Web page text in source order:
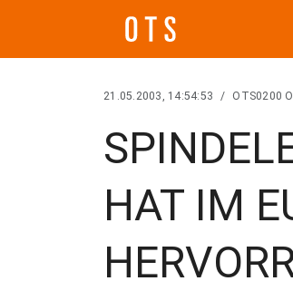
21.05.2003, 14:54:53 / OTS0200
HAT IM